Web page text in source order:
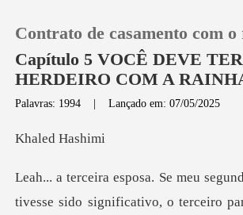
Histórico
Contrato de casamento com o
Capítulo 5 VOCÊ DEVE
HERDEIRO COM A
Palavras: 1994 |Lançado em: 07/05/2025
ed H
terceiro